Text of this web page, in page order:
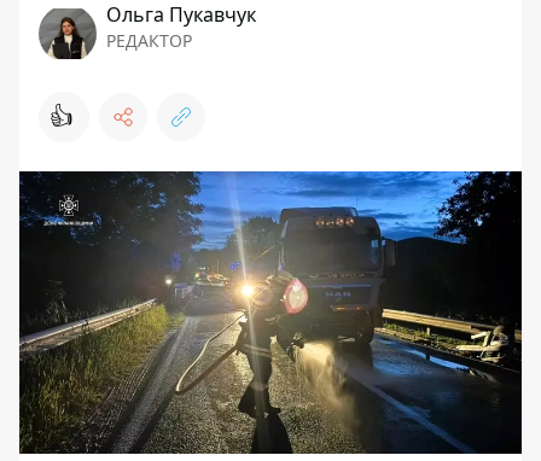
Ольга Пукавчук
РЕДАКТОР
👍